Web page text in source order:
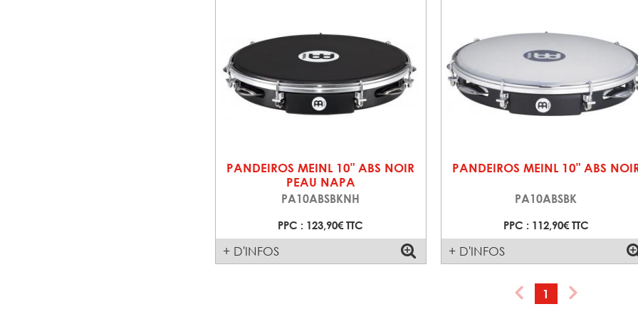
PANDEIROS MEINL 10" ABS NOIR
PEAU NAPA
PA10ABSBKNH
PPC : 123,90€ TTC
+ D'INFOS
PANDEIROS MEINL 10" ABS
PA10ABSBK
PPC : 112,90€ TTC
+ D'INFOS
1